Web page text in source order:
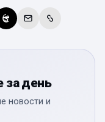
за день
новости и